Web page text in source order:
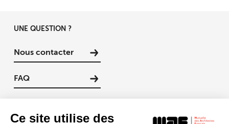
Ce site utilise des
UNE QUESTION ?
Nous contacter
FAQ
REJOINDRE NOS ÉQUIPES